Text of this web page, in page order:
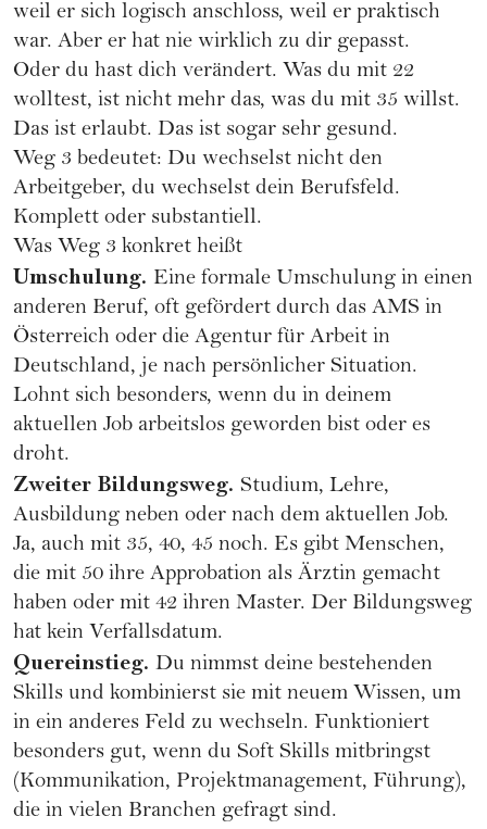
weil er sich logisch anschloss, weil er praktisch
war. Aber er hat nie wirklich zu dir gepasst.
Oder du hast dich verändert. Was du mit 22
wolltest, ist nicht mehr das, was du mit 35 willst.
Das ist erlaubt. Das ist sogar sehr gesund.
Weg 3 bedeutet: Du wechselst nicht den
Arbeitgeber, du wechselst dein Berufsfeld.
Komplett oder substantiell.
Was Weg 3 konkret heißt
Umschulung. Eine formale Umschulung in einen
anderen Beruf, oft gefördert durch das AMS in
Österreich oder die Agentur für Arbeit in
Deutschland, je nach persönlicher Situation.
Lohnt sich besonders, wenn du in deinem
aktuellen Job arbeitslos geworden bist oder es
droht.
Zweiter Bildungsweg. Studium, Lehre,
Ausbildung neben oder nach dem aktuellen Job.
Ja, auch mit 35, 40, 45 noch. Es gibt Menschen,
die mit 50 ihre Approbation als Ärztin gemacht
haben oder mit 42 ihren Master. Der Bildungsweg
hat kein Verfallsdatum.
Quereinstieg. Du nimmst deine bestehenden
Skills und kombinierst sie mit neuem Wissen, um
in ein anderes Feld zu wechseln. Funktioniert
besonders gut, wenn du Soft Skills mitbringst
(Kommunikation, Projektmanagement, Führung),
die in vielen Branchen gefragt sind.